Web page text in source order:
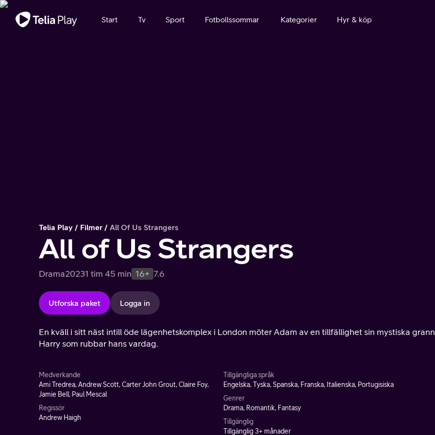
Viktigt meddelande
Start Tv Sport Fotbollssommar Kategorier Hyr & köp
Telia Play Filmer All Of Us Strangers
All of Us Strangers
Drama20231 tim 45 min 16+ 7.6
Utforska paket Logga in
En kväll i sitt näst intill öde lägenhetskomplex i London möter Adam av en tillfällighet sin mystiska
Harry som rubbar hans vardag.
Medverkande
Ami Tredrea, Andrew Scott, Carter John Grout, Claire Foy,
Jamie Bell, Paul Mescal
Regissör
Andrew Haigh
Tillgängliga språk
Engelska, Tyska, Spanska, Franska, Italienska, Portugisiska
Genrer
Drama, Romantik, Fantasy
Tillgänglig
Tillgänglig 3+ månader